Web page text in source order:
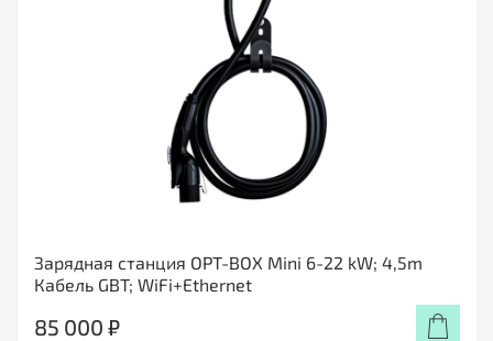
Зарядная станция OPT-BOX Mini 6-22 kW; 4,5m
Кабель GBT; WiFi+Ethernet
85 000 ₽